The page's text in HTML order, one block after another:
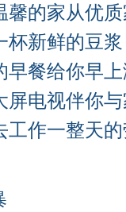
的家从优质
杯新鲜的豆
早餐给你早
屏电视伴你
工作一整天